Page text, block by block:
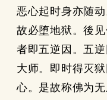
恶心起时身亦随
故必堕地狱。後
者即五逆因。五
大师。即时得灭
心。是故称佛为